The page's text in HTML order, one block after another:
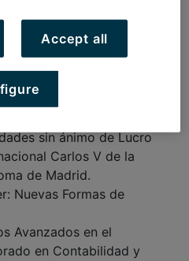
y Empresa por la
y Dirección de
Autónoma de
Cooperación Educativa.
sin ánimo de Lucro
Carlos V de la
de Madrid.
Nuevas Formas de
Avanzados en el
en Contabilidad y
Accept all